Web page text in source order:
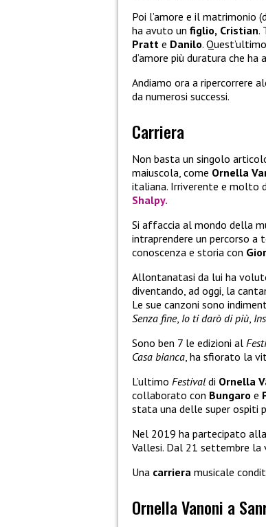
Poi l’amore e il matrimonio
ha avuto un figlio, Cristian.
Pratt e Danilo.
d’amore più duratura che ha
Andiamo ora a ripercorrere
da numerosi successi.
Carriera
Non basta un singolo
maiuscola, come Ornella
italiana. Irriverente e molto
Shalpy.
Si affaccia al mondo della
intraprendere un percorso
conoscenza e storia con
Allontanatasi da lui ha
diventando, ad oggi, la
Le sue canzoni sono
Senza fine, Io ti darò di più,
Sono ben 7 le edizioni al
Casa bianca, ha sfiorato la
L’ultimo Festival di Ornella
collaborato con Bungaro e
stata una delle super ospiti
Nel 2019 ha partecipato
Vallesi. Dal 21 settembre la
Una carriera musicale
Ornella Vanoni a